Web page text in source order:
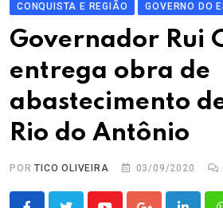
CONQUISTA E REGIÃO GOVERNO DO
Governador Rui
entrega obra de
abastecimento
Rio do Antônio
PORTICO OLIVEIRA 03/09/2020